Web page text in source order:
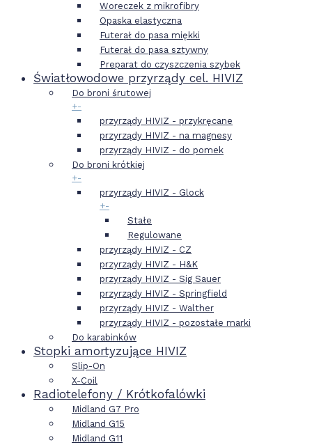
Woreczek z mikrofibry
Opaska elastyczna
Futerał do pasa miękki
Futerał do pasa sztywny
Preparat do czyszczenia szybek
Światłowodowe przyrządy cel. HIVIZ
Do broni śrutowej
+-
przyrządy HIVIZ - przykręcane
przyrządy HIVIZ - na magnesy
przyrządy HIVIZ - do pomek
Do broni krótkiej
+-
przyrządy HIVIZ - Glock
+-
Stałe
Regulowane
przyrządy HIVIZ - CZ
przyrządy HIVIZ - H&K
przyrządy HIVIZ - Sig Sauer
przyrządy HIVIZ - Springfield
przyrządy HIVIZ - Walther
przyrządy HIVIZ - pozostałe marki
Do karabinków
Stopki amortyzujące HIVIZ
Slip-On
X-Coil
Radiotelefony / Krótkofalówki
Midland G7 Pro
Midland G15
Midland G11